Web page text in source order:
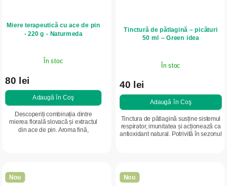
Miere terapeutică cu ace de pin
- 220 g - Naturmeda
În stoc
80 lei
Adaugă în Coş
Descoperiți combinația dintre
mierea florală slovacă și extractul
din ace de pin. Aroma fină,
Tinctură de pătlagină – picături
50 ml – Green idea
În stoc
40 lei
Adaugă în Coş
Tinctura de pătlagină susține sistemul
respirator, imunitatea și acționează ca
antioxidant natural. Potrivită în sezonul
Nou Nou